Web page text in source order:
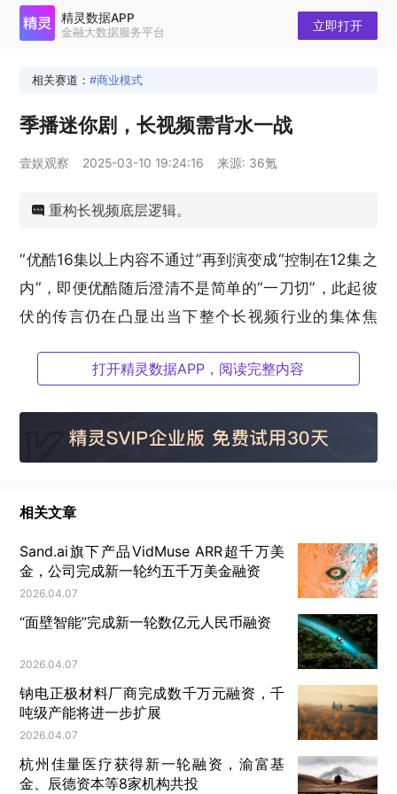
相关赛道： 商业模式
季播迷你剧，长视频需背水一战
壹娱观察 2025-03-10 19:24:16 来源: 36氪
重构长视频底层逻辑。
“优酷16集以上内容不通过”再到演变成“控制在12集之
内”，即便优酷随后澄清不是简单的“一刀切”，此起彼
伏的传言仍在凸显出当下整个长视频行业的集体焦
过去几年里倍速追剧成为常态，弹幕和社交媒体吐槽
往往比剧情本身更具话题性。在内容过剩、注意力稀
缺的时代，传统的“注水长剧”已经难以维系观众的忠
去年11月，前优酷副总裁谢颖就公开表示“篇幅冗长、
内容空洞、情节拖沓”不只是个别剧集的问题，而是整
个产业模式的症结所在。与此同时，几乎砍掉了一切
不必要情节恨不得让每一分都出现起承转合的短剧，
则成为了压垮骆驼的最后一根稻草。
打开精灵数据APP，阅读完整内容
相关文章
Sand.ai旗下产品VidMuse ARR超千万美
金，公司完成新一轮约五千万美金融资
2026.04.07
“面壁智能”完成新一轮数亿元人民币融资
2026.04.07
钠电正极材料厂商完成数千万元融资，千
吨级产能将进一步扩展
2026.04.07
杭州佳量医疗获得新一轮融资，渝富基
金、辰德资本等8家机构共投
精灵数据APP
金融大数据服务平台 立即打开